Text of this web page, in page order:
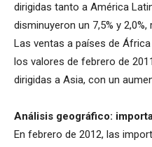
dirigidas tanto a América
disminuyeron un 7,5% y
Las ventas a países de
los valores de febrero de
dirigidas a Asia, con un
Análisis geográfico:
En febrero de 2012, las